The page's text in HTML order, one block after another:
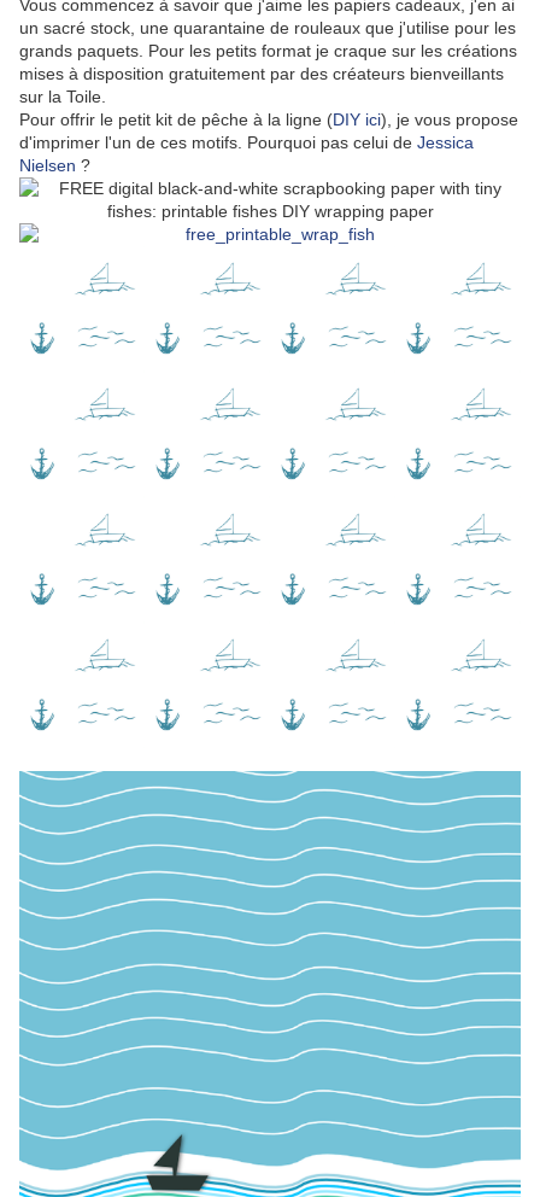
Vous commencez à savoir que j'aime les papiers cadeaux, j'en ai
un sacré stock, une quarantaine de rouleaux que j'utilise pour les
grands paquets. Pour les petits format je craque sur les créations
mises à disposition gratuitement par des créateurs bienveillants
sur la Toile.
Pour offrir le petit kit de pêche à la ligne (DIY ici), je vous propose
d'imprimer l'un de ces motifs. Pourquoi pas celui de Jessica
Nielsen ?